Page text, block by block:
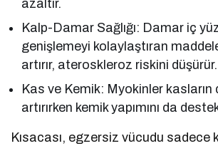
azaltır.
Kalp-Damar Sağlığı: Damar iç
genişlemeyi kolaylaştıran
artırır, ateroskleroz riskini düşürür.
Kas ve Kemik: Myokinler kasların
artırırken kemik yapımını da
Kısacası, egzersiz vücudu sadece